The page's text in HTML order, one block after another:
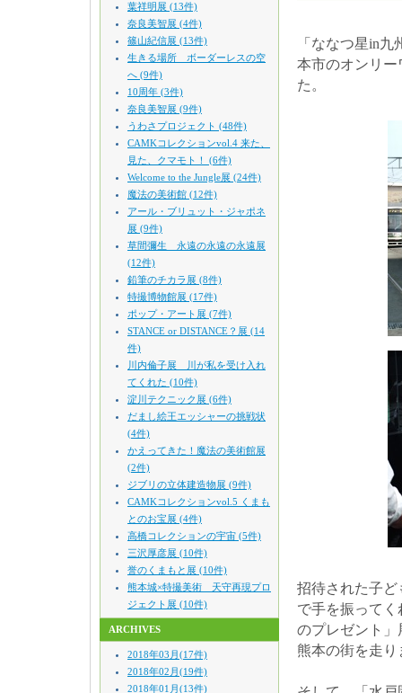
葉祥明展 (13件)
奈良美智展 (4件)
篠山紀信展 (13件)
生きる場所 ボーダーレスの空
へ (9件)
10周年 (3件)
奈良美智展 (9件)
うわさプロジェクト (48件)
CAMKコレクションvol.4 来た、
見た、クマモト！ (6件)
Welcome to the Jungle展 (24件)
魔法の美術館 (12件)
アール・ブリュット・ジャポネ
展 (9件)
草間彌生 永遠の永遠の永遠展
(12件)
鉛筆のチカラ展 (8件)
特撮博物館展 (17件)
ポップ・アート展 (7件)
STANCE or DISTANCE？展 (14
件)
川内倫子展 川が私を受け入れ
てくれた (10件)
淀川テクニック展 (6件)
だまし絵王エッシャーの挑戦状
(4件)
かえってきた！魔法の美術館展
(2件)
ジブリの立体建造物展 (9件)
CAMKコレクションvol.5 くまも
とのお宝展 (4件)
高橋コレクションの宇宙 (5件)
三沢厚彦展 (10件)
誉のくまもと展 (10件)
熊本城×特撮美術 天守再現プロ
ジェクト展 (10件)
ARCHIVES
2018年03月(17件)
2018年02月(19件)
2018年01月(13件)
「ななつ星in
本市のオンリー
た。
招待された子
で手を振って
のプレゼント」
熊本の街を走